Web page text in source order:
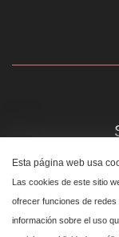
Esta página web usa
Las cookies de este sitio
ofrecer funciones de
información sobre el uso